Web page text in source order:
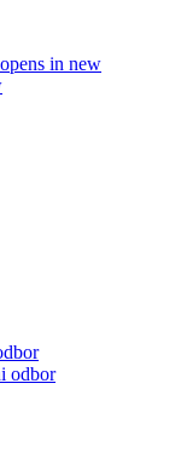
in new
odbor